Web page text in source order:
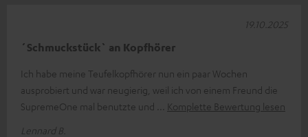
´Schmuckstück` an Kopfhörer
Ich habe meine Teufelkopfhörer nun ein paar Wochen
ausprobiert und war neugierig, weil ich von einem Freund die
SupremeOne mal benutzte und
Komplette Bewertung lesen
Lennard B.
19.10.2025